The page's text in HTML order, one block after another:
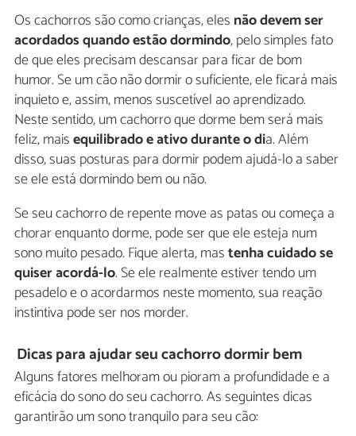
Os cachorros são como crianças, eles não devem ser
acordados quando estão dormindo, pelo simples fato
de que eles precisam descansar para ficar de bom
humor. Se um cão não dormir o suficiente, ele ficará mais
inquieto e, assim, menos suscetível ao aprendizado.
Neste sentido, um cachorro que dorme bem será mais
feliz, maisequilibrado e ativo durante o dia. Além
disso, suas posturas para dormir podem ajudá-lo a saber
se ele está dormindo bem ou não.
Se seu cachorro de repente move as patas ou começa a
chorar enquanto dorme, pode ser que ele esteja num
sono muito pesado. Fique alerta, mastenha cuidado se
quiser acordá-lo. Se ele realmente estiver tendo um
pesadelo e o acordarmos neste momento, sua reação
instintiva pode ser nos morder.
Dicas para ajudar seu cachorro dormir bem
Alguns fatores melhoram ou pioram a profundidade e a
eficácia do sono do seu cachorro. As seguintes dicas
garantirão um sono tranquilo para seu cão: